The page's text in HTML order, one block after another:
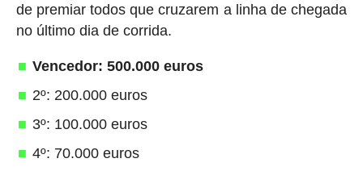
de premiar todos que cruzarem a linha de chegada
no último dia de corrida.
Vencedor: 500.000 euros
2º: 200.000 euros
3º: 100.000 euros
4º: 70.000 euros